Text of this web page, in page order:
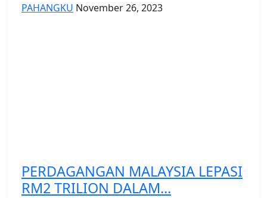
PAHANGKU November 26, 2023
PERDAGANGAN MALAYSIA LEPASI
RM2 TRILION DALAM...